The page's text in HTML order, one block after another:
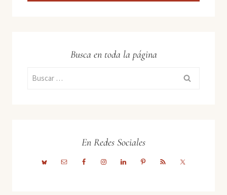
Busca en toda la página
Buscar:
En Redes Sociales